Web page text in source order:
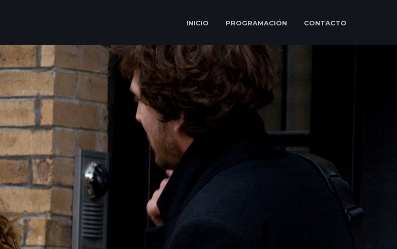
INICIO PROGRAMACIÓN CONTACTO